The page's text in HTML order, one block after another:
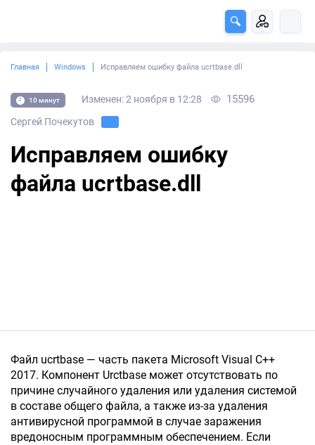
Главная Windows Исправляем ошибку файла ucrtbase.dll
10 минут Изменен: 2 ноября в 12:28 15596
Сергей Почекутов
Исправляем ошибку
файла ucrtbase.dll
Файл ucrtbase — часть пакета Microsoft Visual C++
2017. Компонент Urctbase может отсутствовать по
причине случайного удаления или удаления системой
в составе общего файла, а также из-за удаления
антивирусной программой в случае заражения
вредоносным программным обеспечением. Если